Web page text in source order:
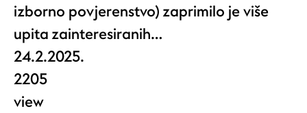
izborno povjerenstvo) zaprimilo je više
upita zainteresiranih…
24.2.2025.
2205
view